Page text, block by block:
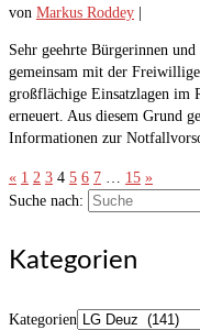
von Markus Roddey |
Sehr geehrte Bürgerinnen
gemeinsam mit der
großflächige Einsatzlagen im
erneuert. Aus diesem Grund
Informationen zur
« 1 2 3 4 5 6 7 15 »
Suche nach:
Kategorien
Kategorien